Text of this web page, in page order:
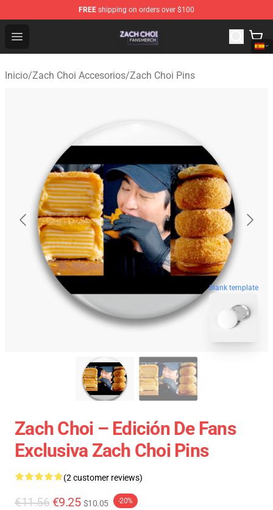
FREE shipping on orders over $100
Open menu
Zach Choi Shop - Official Zach Choi Merchandise Store
Inicio/Zach Choi Accesorios/Zach Choi Pins
blank template
Zach Choi – Edición De Fans
Exclusiva Zach Choi Pins
(2 customer reviews)
€11.56 €9.25 $10.05 -20%